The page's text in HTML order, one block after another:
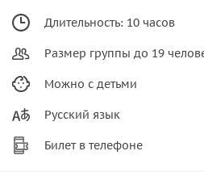
Длительность: 10 часов
Размер группы до 19
Можно с детьми
Русский язык
Билет в телефоне